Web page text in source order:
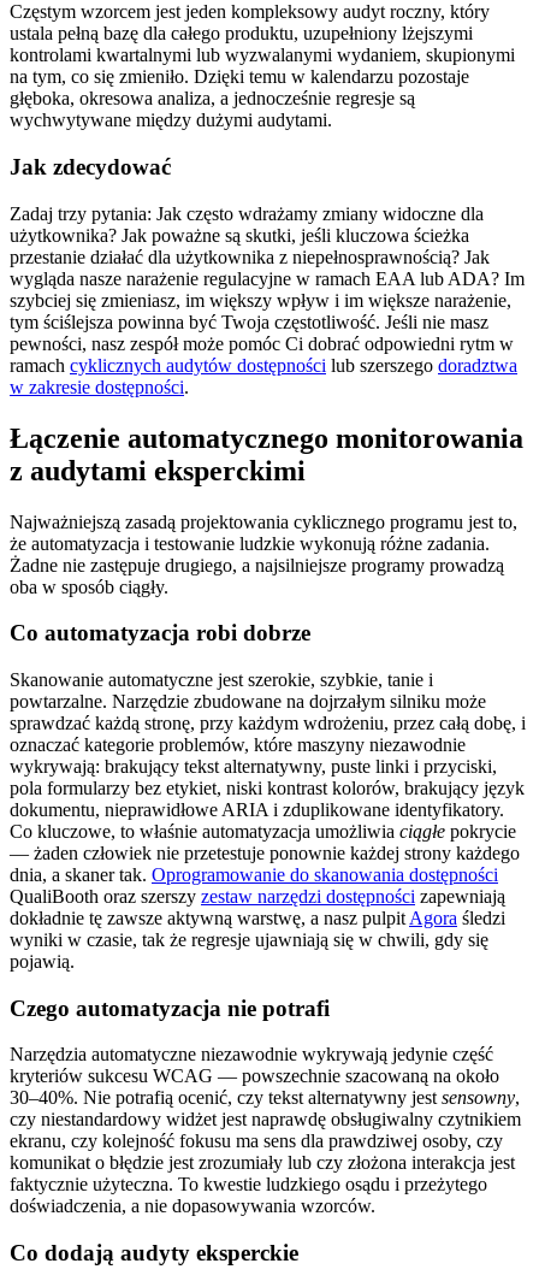
Częstym wzorcem jest jeden kompleksowy audyt roczny, który
ustala pełną bazę dla całego produktu, uzupełniony lżejszymi
kontrolami kwartalnymi lub wyzwalanymi wydaniem, skupionymi
na tym, co się zmieniło. Dzięki temu w kalendarzu pozostaje
głęboka, okresowa analiza, a jednocześnie regresje są
wychwytywane między dużymi audytami.
Jak zdecydować
Zadaj trzy pytania: Jak często wdrażamy zmiany widoczne dla
użytkownika? Jak poważne są skutki, jeśli kluczowa ścieżka
przestanie działać dla użytkownika z niepełnosprawnością? Jak
wygląda nasze narażenie regulacyjne w ramach EAA lub ADA? Im
szybciej się zmieniasz, im większy wpływ i im większe narażenie,
tym ściślejsza powinna być Twoja częstotliwość. Jeśli nie masz
pewności, nasz zespół może pomóc Ci dobrać odpowiedni rytm w
ramach cyklicznych audytów dostępności lub szerszego doradztwa
w zakresie dostępności.
Łączenie automatycznego monitorowania
z audytami eksperckimi
Najważniejszą zasadą projektowania cyklicznego programu jest to,
że automatyzacja i testowanie ludzkie wykonują różne zadania.
Żadne nie zastępuje drugiego, a najsilniejsze programy prowadzą
oba w sposób ciągły.
Co automatyzacja robi dobrze
Skanowanie automatyczne jest szerokie, szybkie, tanie i
powtarzalne. Narzędzie zbudowane na dojrzałym silniku może
sprawdzać każdą stronę, przy każdym wdrożeniu, przez całą dobę, i
oznaczać kategorie problemów, które maszyny niezawodnie
wykrywają: brakujący tekst alternatywny, puste linki i przyciski,
pola formularzy bez etykiet, niski kontrast kolorów, brakujący język
dokumentu, nieprawidłowe ARIA i zduplikowane identyfikatory.
Co kluczowe, to właśnie automatyzacja umożliwia ciągłe pokrycie
— żaden człowiek nie przetestuje ponownie każdej strony każdego
dnia, a skaner tak. Oprogramowanie do skanowania dostępności
QualiBooth oraz szerszy zestaw narzędzi dostępności zapewniają
dokładnie tę zawsze aktywną warstwę, a nasz pulpit Agora śledzi
wyniki w czasie, tak że regresje ujawniają się w chwili, gdy się
pojawią.
Czego automatyzacja nie potrafi
Narzędzia automatyczne niezawodnie wykrywają jedynie część
kryteriów sukcesu WCAG — powszechnie szacowaną na około
30–40%. Nie potrafią ocenić, czy tekst alternatywny jestsensowny,
czy niestandardowy widżet jest naprawdę obsługiwalny czytnikiem
ekranu, czy kolejność fokusu ma sens dla prawdziwej osoby, czy
komunikat o błędzie jest zrozumiały lub czy złożona interakcja jest
faktycznie użyteczna. To kwestie ludzkiego osądu i przeżytego
doświadczenia, a nie dopasowywania wzorców.
Co dodają audyty eksperckie